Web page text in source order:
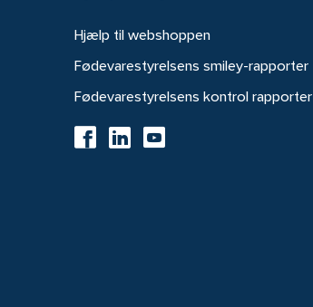
Hjælp til webshoppen
Fødevarestyrelsens smiley-rapporter
Fødevarestyrelsens kontrol rapporter